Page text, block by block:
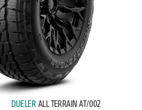
DUELER ALL TERRAIN AT/002